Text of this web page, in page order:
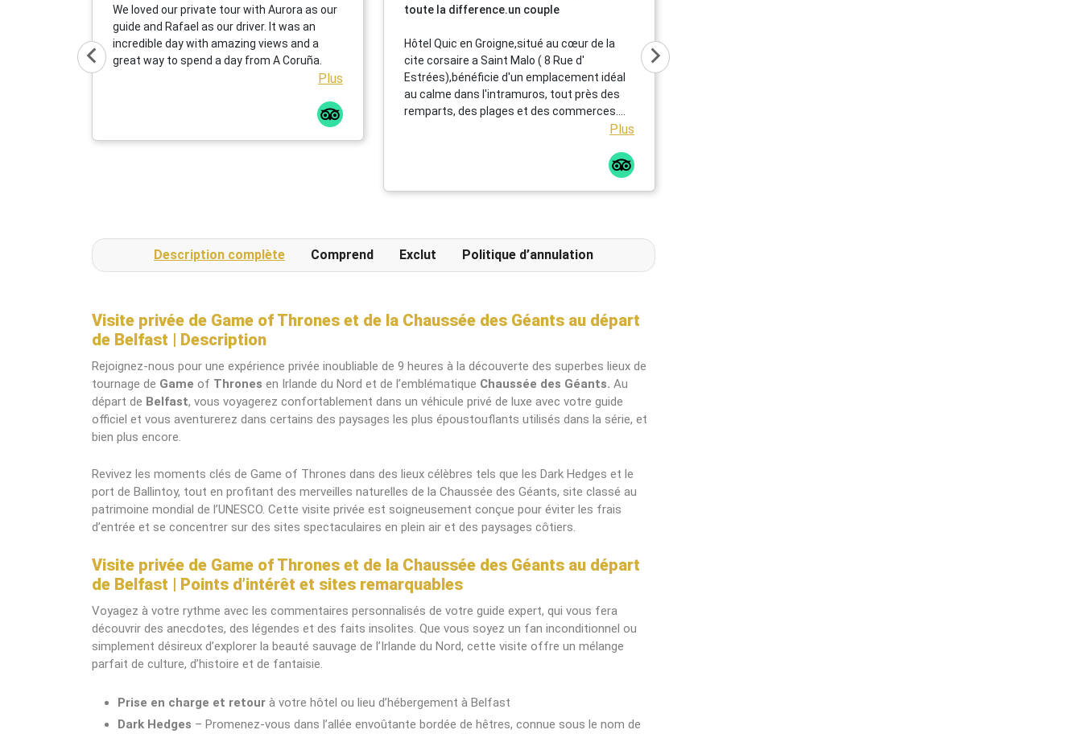
We loved our private tour with Aurora as our
guide and Rafael as our driver. It was an
incredible day with amazing views and a
great way to spend a day from A Coruña.
Plus
toute la difference.un couple
Hôtel Quic en Groigne,situé au cœur de la
cite corsaire a Saint Malo ( 8 Rue d'
Estrées),bénéficie d'un emplacement idéal
au calme dans l'intramuros, tout près des
remparts, des plages et des commerces.
Cet établissement chaleureux propose des
déjeuner répute mettant a l' honneur des
produits locaux et artisanaux ainsi qu' une
Plus
Description complète Comprend Exclut Politique d’annulation
Visite privée de Game of Thrones et de la Chaussée des Géants au départ
de Belfast | Description
Rejoignez-nous pour une expérience privée inoubliable de 9 heures à la découverte des superbes lieux de
tournage de Game of Thrones en Irlande du Nord et de l’emblématique Chaussée des Géants. Au
départ de Belfast, vous voyagerez confortablement dans un véhicule privé de luxe avec votre guide
officiel et vous aventurerez dans certains des paysages les plus époustouflants utilisés dans la série, et
bien plus encore.
Revivez les moments clés de Game of Thrones dans des lieux célèbres tels que les Dark Hedges et le
port de Ballintoy, tout en profitant des merveilles naturelles de la Chaussée des Géants, site classé au
patrimoine mondial de l’UNESCO. Cette visite privée est soigneusement conçue pour éviter les frais
d’entrée et se concentrer sur des sites spectaculaires en plein air et des paysages côtiers.
Visite privée de Game of Thrones et de la Chaussée des Géants au départ
de Belfast | Points d’intérêt et sites remarquables
Voyagez à votre rythme avec les commentaires personnalisés de votre guide expert, qui vous fera
découvrir des anecdotes, des légendes et des faits insolites. Que vous soyez un fan inconditionnel ou
simplement désireux d’explorer la beauté sauvage de l’Irlande du Nord, cette visite offre un mélange
parfait de culture, d’histoire et de fantaisie.
Prise en charge et retour à votre hôtel ou lieu d’hébergement à Belfast
Dark Hedges – Promenez-vous dans l’allée envoûtante bordée de hêtres, connue sous le nom de